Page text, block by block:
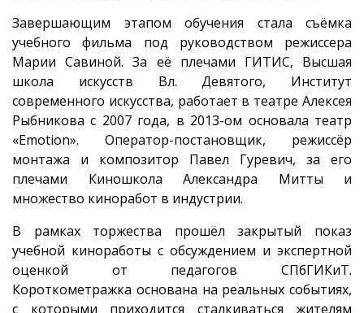
Завершающим этапом обучения стала съёмка
учебного фильма под руководством режиссера
Марии Савиной. За её плечами ГИТИС, Высшая
школа искусств Вл. Девятого, Институт
современного искусства, работает в театре Алексея
Рыбникова с 2007 года, в 2013-ом основала театр
«Emotion». Оператор-постановщик, режиссёр
монтажа и композитор Павел Гуревич, за его
плечами Киношкола Александра Митты и
множество киноработ в индустрии.
В рамках торжества прошёл закрытый показ
учебной киноработы с обсуждением и экспертной
оценкой от педагогов СПбГИКиТ.
Короткометражка основана на реальных событиях,
с которыми приходится сталкиваться жителям